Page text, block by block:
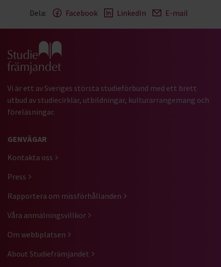
Dela: Facebook LinkedIn E-mail
Gå till studiefrämjandets startsida
Vi är ett av Sveriges största studieförbund med ett brett
utbud av studiecirklar, utbildningar, kulturarrangemang och
föreläsningar.
GENVÄGAR
Kontakta oss
Press
Rapportera om missförhållanden
Våra anmälningsvillkor
Om webbplatsen
About Studiefrämjandet